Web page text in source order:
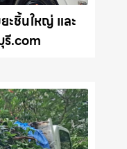
ะชิ้นใหญ่ และ
รี.com